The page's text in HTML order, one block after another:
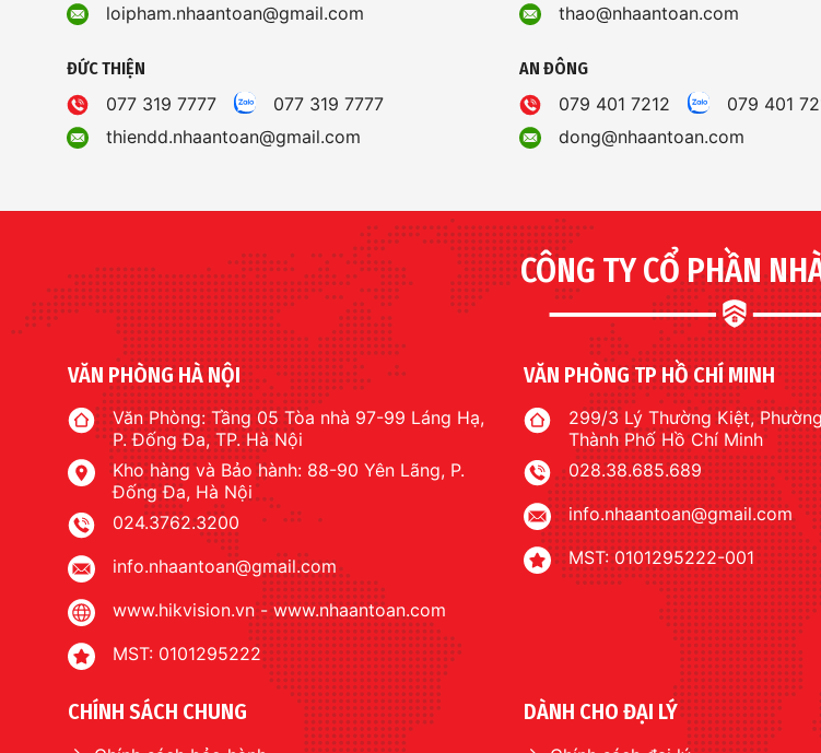
loipham.nhaantoan@gmail.com
ĐỨC THIỆN
077 319 7777
077 319 7777
thiendd.nhaantoan@gmail.com
thao@nhaantoan.com
AN ĐÔNG
079 401 7212
079 401
dong@nhaantoan.com
CÔNG TY CỔ PHẦN
VĂN PHÒNG HÀ NỘI
Văn Phòng: Tầng 05 Tòa nhà 97-99 Láng Hạ,
P. Đống Đa, TP. Hà Nội
Kho hàng và Bảo hành: 88-90 Yên Lãng, P.
Đống Đa, Hà Nội
024.3762.3200
info.nhaantoan@gmail.com
www.hikvision.vn-www.nhaantoan.com
MST: 0101295222
VĂN PHÒNG TP HỒ CHÍ MINH
299/3 Lý Thường Kiệt,
Thành Phố Hồ Chí Minh
028.38.685.689
info.nhaantoan@gmail.com
MST: 0101295222-001
CHÍNH SÁCH CHUNG DÀNH CHO ĐẠI LÝ